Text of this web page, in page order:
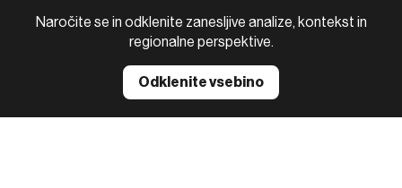
Naročite se in odklenite zanesljive analize, kontekst in
regionalne perspektive.
Odklenite vsebino